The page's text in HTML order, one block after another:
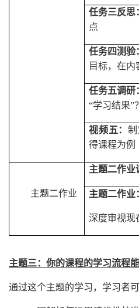
任务三反思
点
任务四测验
目标，在内
任务五调研
“学习结果”？
视频五：
得课程为例
主题二作业
主题二作业
主题二作业
深度审视现
主题三：你的课程的学习流程
通过这个主题的学习，学习者可